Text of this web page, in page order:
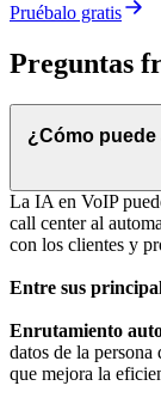
Pruébalo gratis
Preguntas
¿Cómo puede
La IA en VoIP
call center al
con los clientes y
Entre sus
Enrutamiento
datos de la
que mejora la